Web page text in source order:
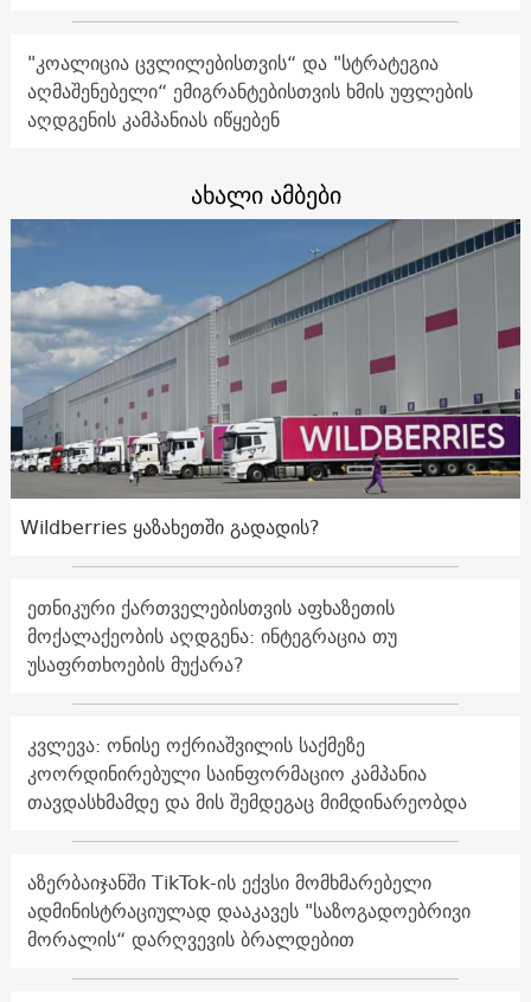
"კოალიცია ცვლილებისთვის“ და "სტრატეგია
აღმაშენებელი“ ემიგრანტებისთვის ხმის უფლების
აღდგენის კამპანიას იწყებენ
ახალი ამბები
Wildberries ყაზახეთში გადადის?
ეთნიკური ქართველებისთვის აფხაზეთის
მოქალაქეობის აღდგენა: ინტეგრაცია თუ
უსაფრთხოების მუქარა?
კვლევა: ონისე ოქრიაშვილის საქმეზე
კოორდინირებული საინფორმაციო კამპანია
თავდასხმამდე და მის შემდეგაც მიმდინარეობდა
აზერბაიჯანში TikTok-ის ექვსი მომხმარებელი
ადმინისტრაციულად დააკავეს "საზოგადოებრივი
მორალის“ დარღვევის ბრალდებით